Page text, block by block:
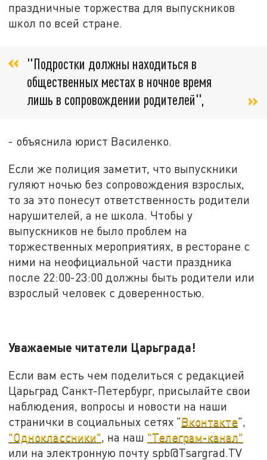
праздничные торжества для выпускников
школ по всей стране.
"Подростки должны находиться в
общественных местах в ночное время
лишь в сопровождении родителей",
- объяснила юрист Василенко.
Если же полиция заметит, что выпускники
гуляют ночью без сопровождения взрослых,
то за это понесут ответственность родители
нарушителей, а не школа. Чтобы у
выпускников не было проблем на
торжественных мероприятиях, в ресторане с
ними на неофициальной части праздника
после 22:00-23:00 должны быть родители или
взрослый человек с доверенностью.
Уважаемые читатели Царьграда!
Если вам есть чем поделиться с редакцией
Царьград Санкт-Петербург, присылайте свои
наблюдения, вопросы и новости на наши
странички в социальных сетях "Вконтакте",
"Одноклассники", на наш "Телеграм-канал"
или на электронную почту spb@Tsargrad.TV